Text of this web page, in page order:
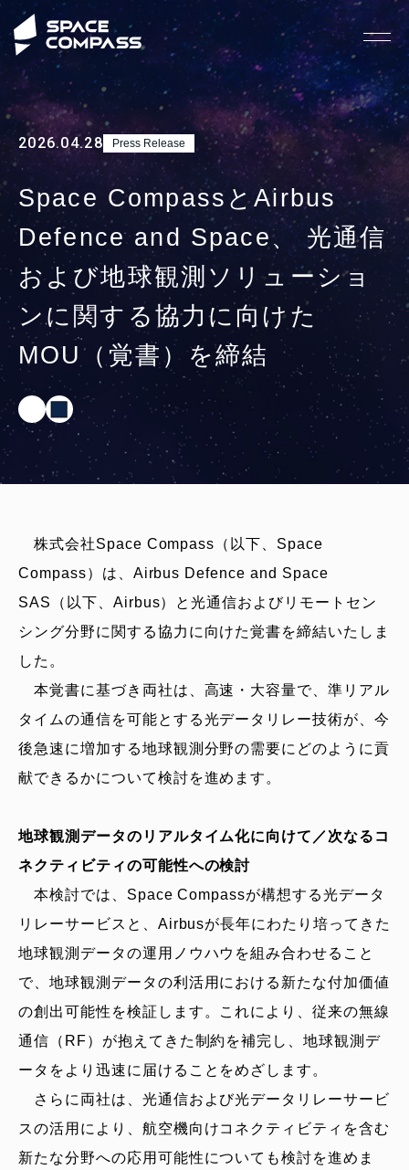
2026.04.28 Press Release
Space CompassとAirbus
Defence and Space、 光通信
および地球観測ソリューショ
ンに関する協力に向けた
MOU（覚書）を締結
株式会社Space Compass（以下、Space
Compass）は、Airbus Defence and Space
SAS（以下、Airbus）と光通信およびリモートセン
シング分野に関する協力に向けた覚書を締結いたしま
した。
本覚書に基づき両社は、高速・大容量で、準リアル
タイムの通信を可能とする光データリレー技術が、今
後急速に増加する地球観測分野の需要にどのように貢
献できるかについて検討を進めます。
地球観測データのリアルタイム化に向けて／次なるコ
ネクティビティの可能性への検討
本検討では、Space Compassが構想する光データ
リレーサービスと、Airbusが長年にわたり培ってきた
地球観測データの運用ノウハウを組み合わせること
で、地球観測データの利活用における新たな付加価値
の創出可能性を検証します。これにより、従来の無線
通信（RF）が抱えてきた制約を補完し、地球観測デ
ータをより迅速に届けることをめざします。
さらに両社は、光通信および光データリレーサービ
スの活用により、航空機向けコネクティビティを含む
新たな分野への応用可能性についても検討を進めま